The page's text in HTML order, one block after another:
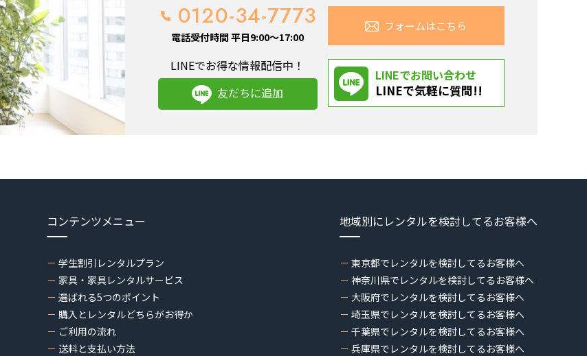
0120-34-7773
電話受付時間 平日9:00～17:00
フォームはこちら
LINEでお得な情報配信中！
友だちに追加
LINEでお問い合わせ
LINEで気軽に質問!!
コンテンツメニュー
学生割引レンタルプラン
家具・家具レンタルサービス
選ばれる5つのポイント
購入とレンタルどちらがお得か
ご利用の流れ
送料と支払い方法
地域別にレンタルを検討してるお客様へ
東京都でレンタルを検討してるお客様へ
神奈川県でレンタルを検討してるお客様へ
大阪府でレンタルを検討してるお客様へ
埼玉県でレンタルを検討してるお客様へ
千葉県でレンタルを検討してるお客様へ
兵庫県でレンタルを検討してるお客様へ